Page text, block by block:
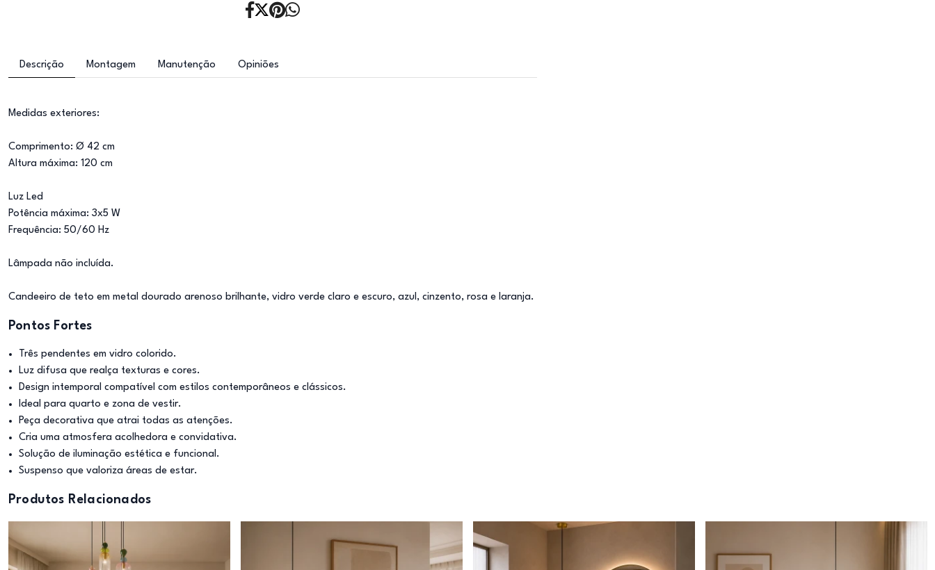
Descrição Montagem Manutenção Opiniões
Medidas exteriores:
Comprimento: Ø 42 cm
Altura máxima: 120 cm
Luz Led
Potência máxima: 3x5 W
Frequência: 50/60 Hz
Lâmpada não incluída.
Candeeiro de teto em metal dourado arenoso brilhante, vidro verde claro e escuro, azul, cinzento, rosa e laranja.
Pontos Fortes
Três pendentes em vidro colorido.
Luz difusa que realça texturas e cores.
Design intemporal compatível com estilos contemporâneos e clássicos.
Ideal para quarto e zona de vestir.
Peça decorativa que atrai todas as atenções.
Cria uma atmosfera acolhedora e convidativa.
Solução de iluminação estética e funcional.
Suspenso que valoriza áreas de estar.
Produtos Relacionados